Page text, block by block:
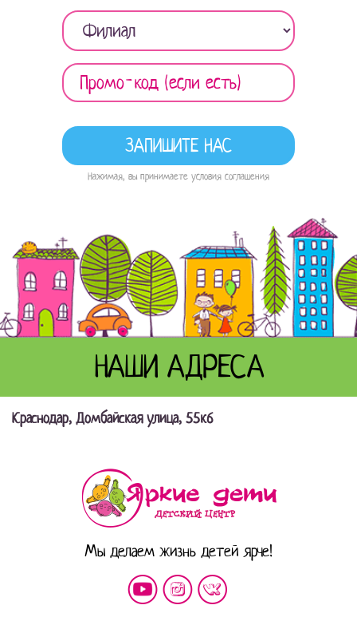
Нажимая, вы принимаете условия соглашения
НАШИ АДРЕСА
Краснодар, Домбайская улица, 55к6
Мы делаем жизнь детей ярче!